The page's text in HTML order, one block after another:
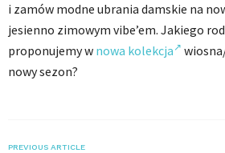
i zamów modne ubrania damskie na
jesienno zimowym vibe’em. Jakiego
proponujemy w nowa kolekcja
nowy sezon?
PREVIOUS ARTICLE